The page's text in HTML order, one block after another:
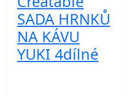
SADA HRNKŮ
NA KÁVU
YUKI 4dílné